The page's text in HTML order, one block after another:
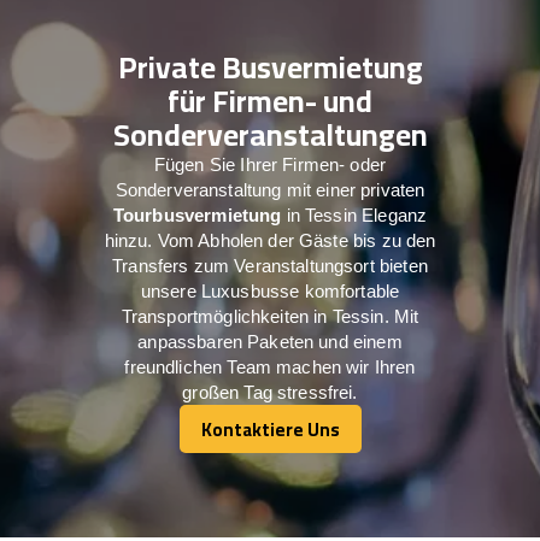
Private Busvermietung
für Firmen- und
Sonderveranstaltungen
Fügen Sie Ihrer Firmen- oder
Sonderveranstaltung mit einer privaten
Tourbusvermietung in Tessin Eleganz
hinzu. Vom Abholen der Gäste bis zu den
Transfers zum Veranstaltungsort bieten
unsere Luxusbusse komfortable
Transportmöglichkeiten in Tessin. Mit
anpassbaren Paketen und einem
freundlichen Team machen wir Ihren
großen Tag stressfrei.
Kontaktiere Uns
Kontaktiere Uns